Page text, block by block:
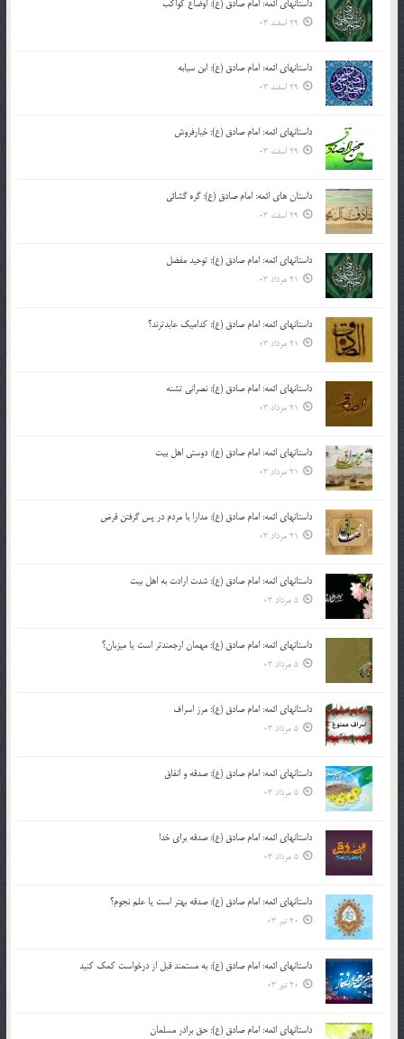
داستانهای ائمه: امام صادق (ع): اوضاع کواکب
29 اسفند 03
داستانهای ائمه: امام صادق (ع): ابن سیابه
29 اسفند 03
داستانهای ائمه: امام صادق (ع): خیارفروش
29 اسفند 03
داستان های ائمه: امام صادق (ع): گره گشائی
29 اسفند 03
داستانهای ائمه: امام صادق (ع): توحید مفضل
21 مرداد 03
داستانهای ائمه: امام صادق (ع): کدامیک عابدترند؟
21 مرداد 03
داستانهای ائمه: امام صادق (ع): نصرانی تشنه
21 مرداد 03
داستانهای ائمه: امام صادق (ع): دوستی اهل بیت
21 مرداد 03
داستانهای ائمه: امام صادق (ع): مدارا با مردم در پس گرفتن قرض
21 مرداد 03
داستانهای ائمه: امام صادق (ع): شدت ارادت به اهل بیت
5 مرداد 03
داستانهای ائمه: امام صادق (ع): مهمان ارجمندتر است یا میزبان؟
5 مرداد 03
داستانهای ائمه: امام صادق (ع): مرز اسراف
5 مرداد 03
داستانهای ائمه: امام صادق (ع): صدقه و انفاق
5 مرداد 03
داستانهای ائمه: امام صادق (ع): صدقه برای خدا
5 مرداد 03
داستانهای ائمه: امام صادق (ع): صدقه بهتر است یا علم نجوم؟
20 تیر 03
داستانهای ائمه: امام صادق (ع): به مستمند قبل از درخواست کمک کنید
20 تیر 03
داستانهای ائمه: امام صادق (ع): حق برادر مسلمان